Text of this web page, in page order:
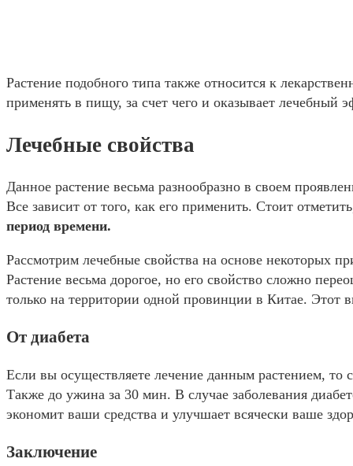
Растение подобного типа также относится к
применять в пищу, за счет чего и оказывает лечебный
Лечебные свойства
Данное растение весьма разнообразно в своем
Все зависит от того, как его применить. Стоит
период времени.
Рассмотрим лечебные свойства на основе некоторых
Растение весьма дорогое, но его свойство сложно
только на территории одной провинции в Китае. Этот
От диабета
Если вы осуществляете лечение данным растением, то
Также до ужина за 30 мин. В случае заболевания
экономит ваши средства и улучшает всячески ваше
Заключение